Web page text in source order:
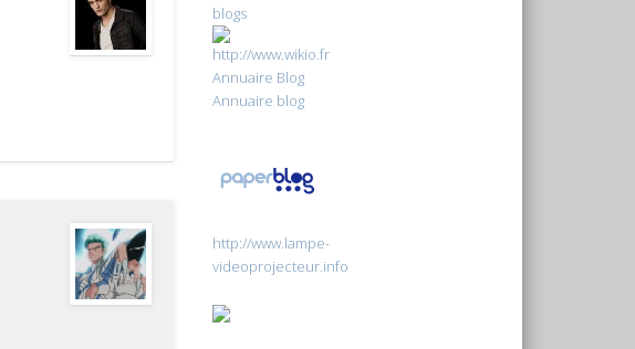
Annuaire Blog
Annuaire blog
http://www.lampe-
videoprojecteur.info